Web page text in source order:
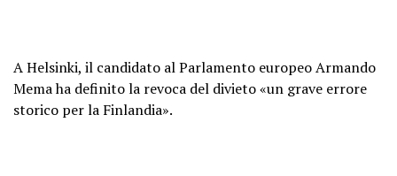
A Helsinki, il candidato al Parlamento europeo Armando
Mema ha definito la revoca del divieto «un grave errore
storico per la Finlandia».